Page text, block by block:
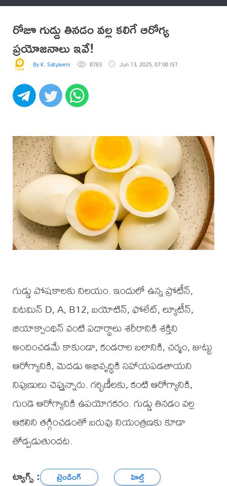
రోజూ గుడ్డు తినడం వల్ల కలిగే ఆరోగ్య
ప్రయోజనాలు ఇవే!
By K. Satyaveni 8783 Jun 13, 2025, 07:06 IST
గుడ్డు పోషకాలకు నిలయం. ఇందులో ఉన్న ప్రోటీన్,
విటమిన్‌ D, A, B12, బయోటిన్, ఫోలేట్, ల్యూటీన్‌,
జియాక్సాంథిన్‌ వంటి పదార్థాలు శరీరానికి శక్తిని
అందించడమే కాకుండా, కండరాల బలానికి, చర్మం, జుట్టు
ఆరోగ్యానికి, మెదడు అభివృద్ధికి సహాయపడతాయని
నిపుణులు చెప్తున్నారు. గర్భిణీలకు, కంటి ఆరోగ్యానికి,
గుండె ఆరోగ్యానికి ఉపయోగకరం. గుడ్డు తినడం వల్ల
ఆకలిని తగ్గించడంతో బరువు నియంత్రణకు కూడా
తోడ్పడుతుందట.
ట్యాగ్స్ : ట్రెండింగ్ హెల్త్